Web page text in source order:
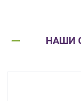
НАШИ